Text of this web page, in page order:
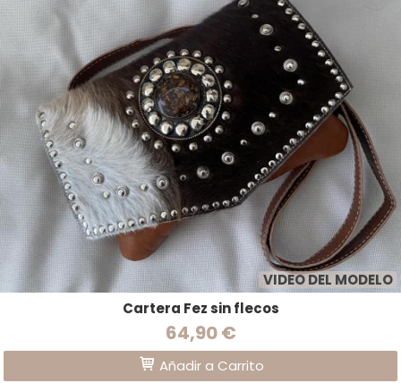
VIDEO DEL MODELO
Cartera Fez sin flecos
64,90 €
Añadir a Carrito